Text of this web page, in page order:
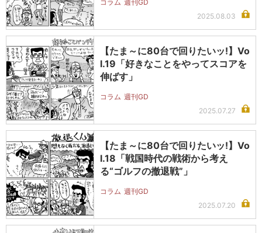
コラム 週刊GD
2025.08.03
【たま～に80台で回りたいッ!】Vo
l.19「好きなことをやってスコアを
伸ばす」
コラム 週刊GD
2025.07.27
【たま～に80台で回りたいッ!】Vo
l.18「戦国時代の戦術から考え
る“ゴルフの撤退戦”」
コラム 週刊GD
2025.07.20